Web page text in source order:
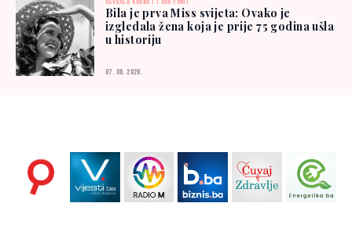
Bila je prva Miss svijeta: Ovako je
izgledala žena koja je prije 75 godina ušla
u historiju
07. 08. 2026.